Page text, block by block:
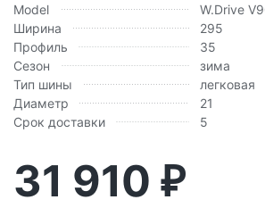
Model
W.Drive
Ширина
295
Профиль
35
Сезон
зима
Тип шины
легковая
Диаметр
21
Срок доставки
5
31 910 ₽